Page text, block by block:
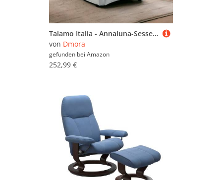
Talamo Italia - Annaluna-Sessel, Wohnzimmersessel, 100 % Made in Italy, Relaxsessel aus Öko-Leder, 70 x 60 x 74 cm, Weiß
von Dmora
gefunden bei Amazon
252,99 €